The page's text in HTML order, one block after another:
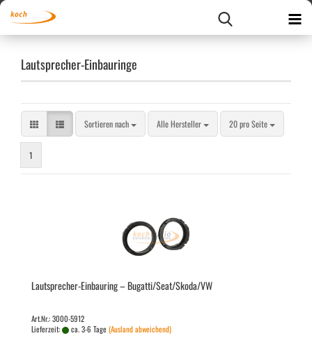
Lautsprecher-Einbauringe
Sortieren nach
Sortieren nach Alle Hersteller 20 pro Seite
pro Seite
1
Lautsprecher-​​Ein­bau­ring – Bu­gat­ti/Seat/Skoda/VW
Art.Nr.: 3000-5912
Lieferzeit:
ca. 3-6 Tage(Ausland abweichend)